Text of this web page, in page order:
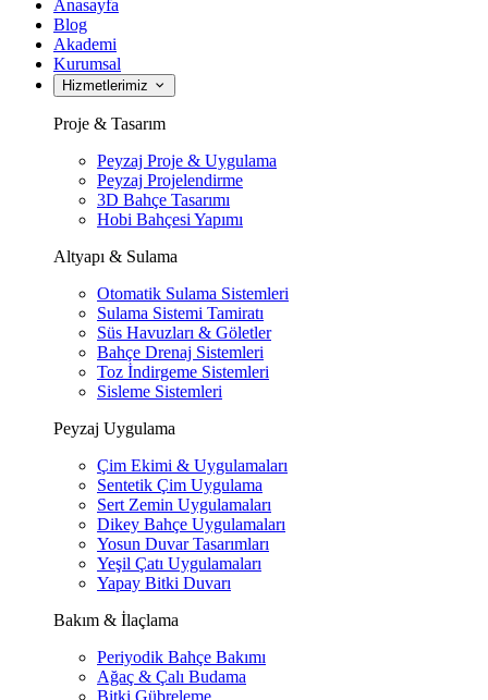
Anasayfa
Blog
Akademi
Kurumsal
Hizmetlerimiz
Proje & Tasarım
Peyzaj Proje & Uygulama
Peyzaj Projelendirme
3D Bahçe Tasarımı
Hobi Bahçesi Yapımı
Altyapı & Sulama
Otomatik Sulama Sistemleri
Sulama Sistemi Tamiratı
Süs Havuzları & Göletler
Bahçe Drenaj Sistemleri
Toz İndirgeme Sistemleri
Sisleme Sistemleri
Peyzaj Uygulama
Çim Ekimi & Uygulamaları
Sentetik Çim Uygulama
Sert Zemin Uygulamaları
Dikey Bahçe Uygulamaları
Yosun Duvar Tasarımları
Yeşil Çatı Uygulamaları
Yapay Bitki Duvarı
Bakım & İlaçlama
Periyodik Bahçe Bakımı
Ağaç & Çalı Budama
Bitki Gübreleme